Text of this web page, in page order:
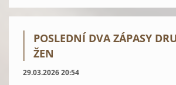
POSLEDNÍ DVA ZÁPASY
ŽEN
29.03.2026 20:54